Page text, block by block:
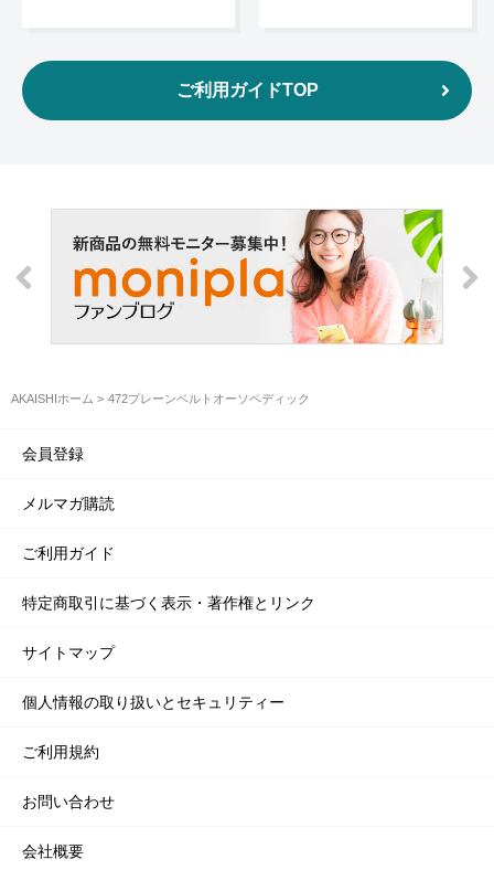
ご利用ガイドTOP
AKAISHIホーム 472プレーンベルトオーソペディック
会員登録
メルマガ購読
ご利用ガイド
特定商取引に基づく表示・著作権とリンク
サイトマップ
個人情報の取り扱いとセキュリティー
ご利用規約
お問い合わせ
会社概要